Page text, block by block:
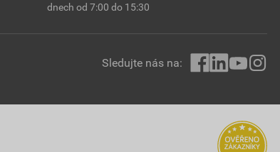
dnech od 7:00 do 15:30
Sledujte nás na: